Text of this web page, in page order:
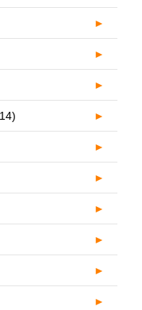
►
►
►
►
►
►
►
►
►
►